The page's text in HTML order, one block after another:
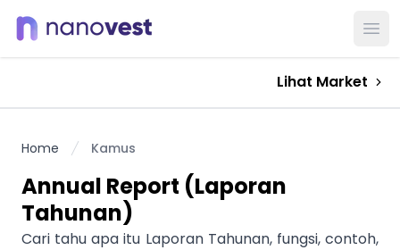
Lihat Market
Home Kamus
Annual Report (Laporan
Tahunan)
Cari tahu apa itu Laporan Tahunan, fungsi, contoh,